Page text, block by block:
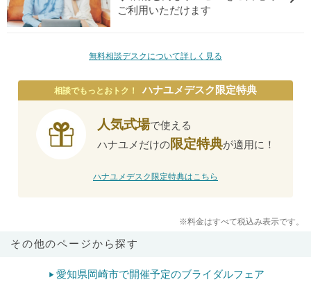
ご利用いただけます
無料相談デスクについて詳しく見る
相談でもっとおトク！ ハナユメデスク限定特典
人気式場で使える
ハナユメだけの限定特典が適用に！
ハナユメデスク限定特典はこちら
※料金はすべて税込み表示です。
その他のページから探す
愛知県岡崎市で開催予定のブライダルフェア